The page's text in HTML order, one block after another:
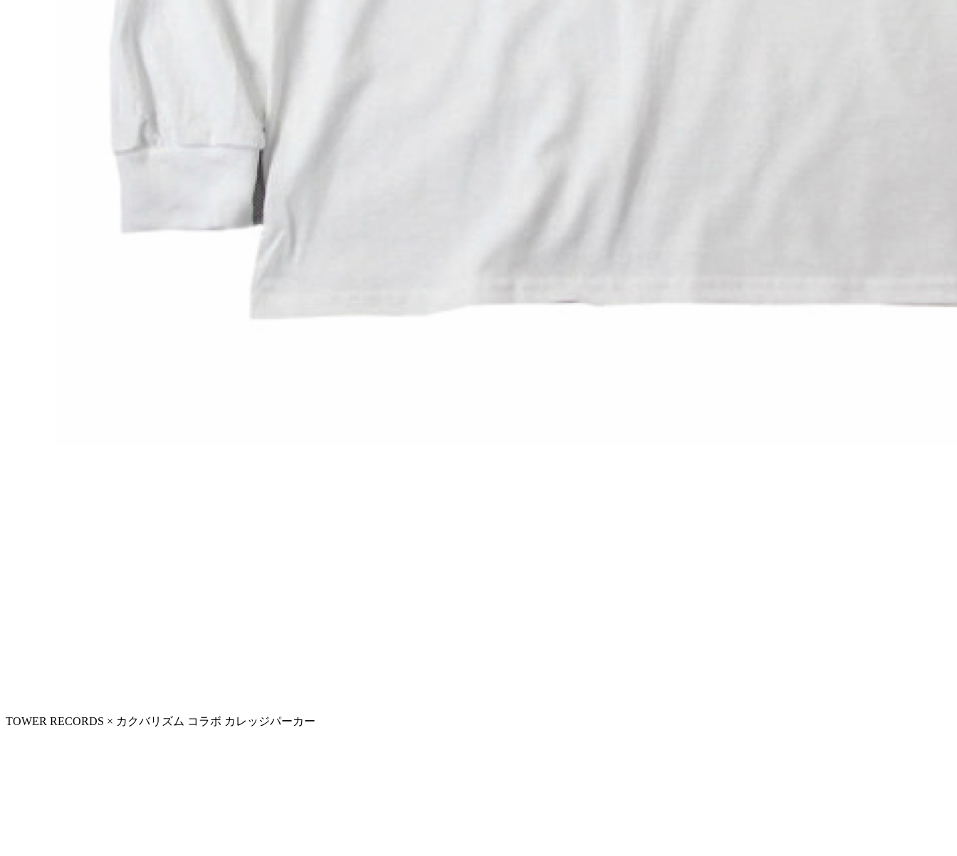
TOWER RECORDS × カクバリズム コラボ カレッジパーカー